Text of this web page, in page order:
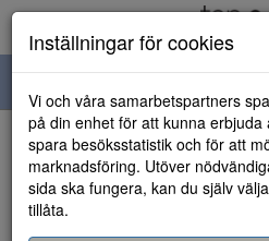
navigation
Visa
Scholl (20
Inställningar för cookies
Vi och våra samarbetspartners
på din enhet för att kunna erbjuda
spara besöksstatistik och för att
marknadsföring. Utöver
sida ska fungera, kan du själv
tillåta.